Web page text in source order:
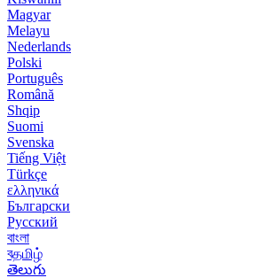
Magyar
Melayu
Nederlands
Polski
Português
Română
Shqip
Suomi
Svenska
Tiếng Việt
Türkçe
ελληνικά
Български
Русский
বাংলা
বதமிழ்
తెలుగు